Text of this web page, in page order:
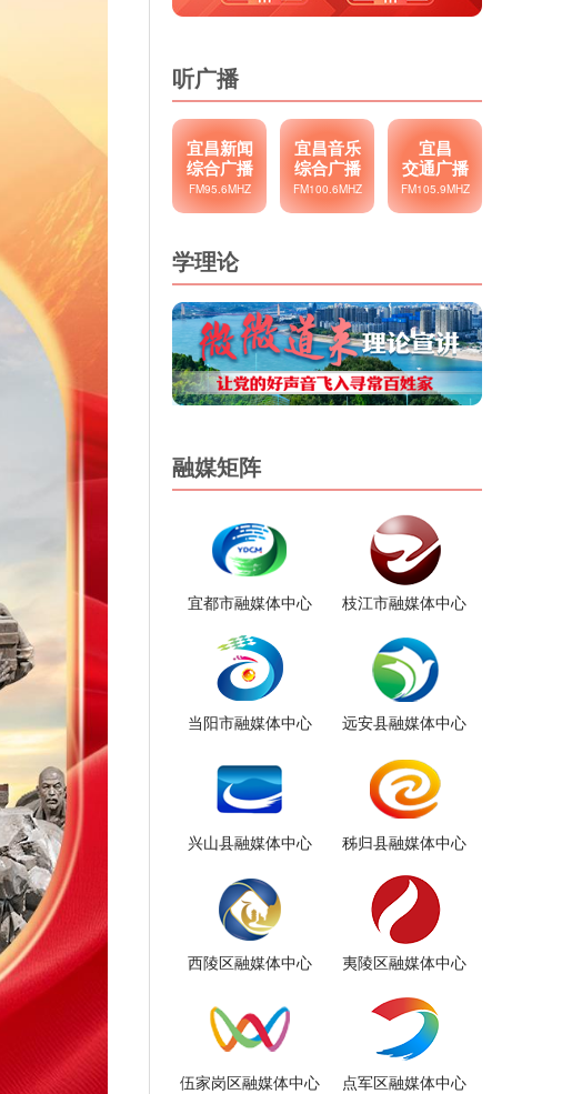
听广播
宜昌新闻
综合广播
FM95.6MHZ
宜昌音乐
综合广播
FM100.6MHZ
宜昌
交通广播
FM105.9MHZ
学理论
融媒矩阵
宜都市融媒体中心 枝江市融媒体中心
当阳市融媒体中心 远安县融媒体中心
兴山县融媒体中心 秭归县融媒体中心
西陵区融媒体中心 夷陵区融媒体中心
伍家岗区融媒体中心 点军区融媒体中心